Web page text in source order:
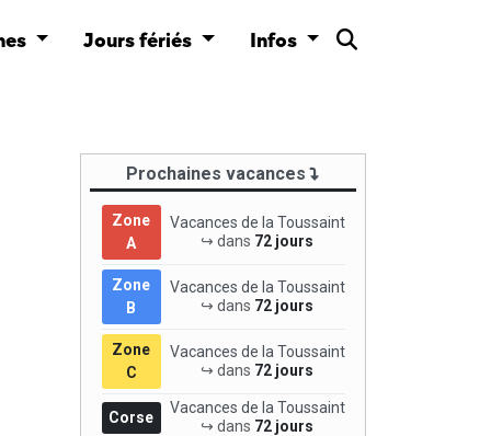
Jours fériés Infos
Prochaines vacances
Zone
A
Vacances de la Toussaint
↪ dans 72 jours
Zone
B
Vacances de la Toussaint
↪ dans 72 jours
Zone
C
Vacances de la Toussaint
↪ dans 72 jours
Corse
Vacances de la Toussaint
↪ dans 72 jours